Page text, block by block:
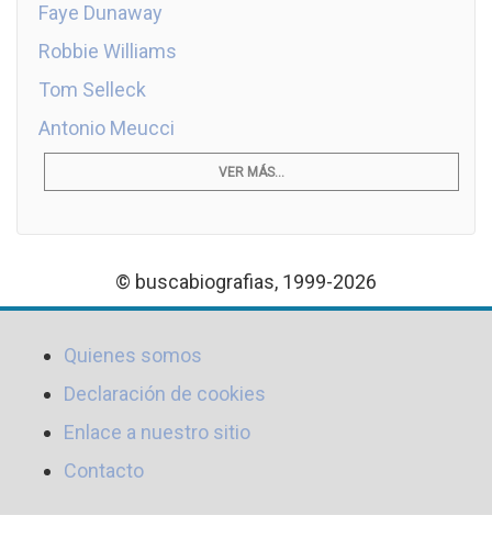
Faye Dunaway
Robbie Williams
Tom Selleck
Antonio Meucci
VER MÁS...
© buscabiografias, 1999-2026
Quienes somos
Declaración de cookies
Enlace a nuestro sitio
Contacto